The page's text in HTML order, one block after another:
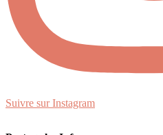
Suivre sur Instagram